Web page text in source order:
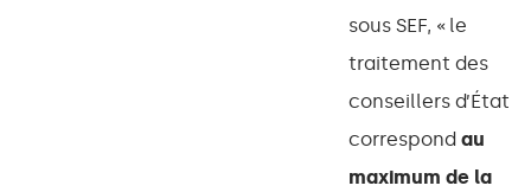
sous SEF, « le
traitement des
conseillers d’État
correspond au
maximum de la